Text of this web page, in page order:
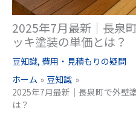
2025年7月最新｜長泉
ッキ塗装の単価とは？
豆知識, 費用・見積もりの疑問
ホーム
豆知識
2025年7月最新｜長泉町で外壁
は？